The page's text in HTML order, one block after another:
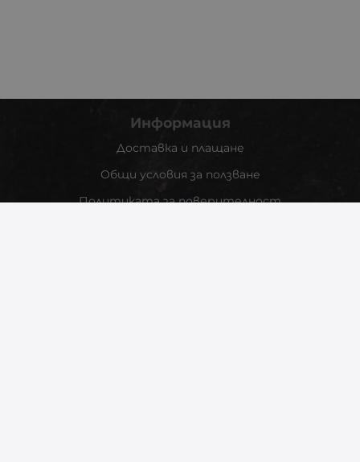
Информация
Доставка и плащане
Общи условия за ползване
Политиката за поверителност